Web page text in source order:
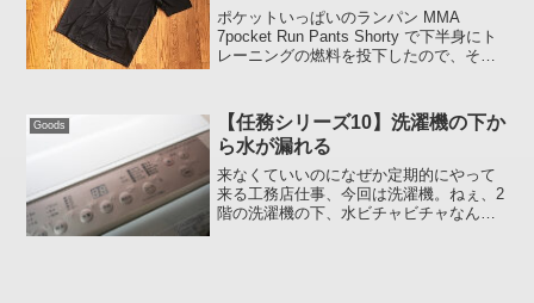
あり】
ポケットいっぱいのランパン MMA
7pocket Run Pants Shorty で下半身にト
レーニングの燃料を投下したので、その
ゴ...
Goods
【任務シリーズ10】洗濯機の下か
ら水が漏れる
来なくていいのになぜか定期的にやって
来る工務店仕事、今回は洗濯機。ねぇ、2
階の洗濯機の下、水ビチャビチャなんだ